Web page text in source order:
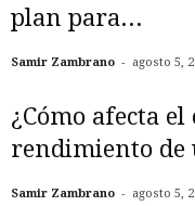
plan para...
Samir Zambrano - agosto 5,
¿Cómo afecta
rendimiento de
Samir Zambrano - agosto 5,